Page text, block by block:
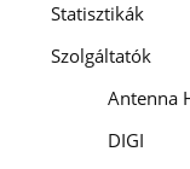
Statisztikák
Szolgáltatók
Antenna
DIGI